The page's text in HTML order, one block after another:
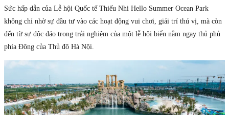
Sức hấp dẫn của Lễ hội Quốc tế Thiếu Nhi Hello Summer Ocean Park
không chỉ nhờ sự đầu tư vào các hoạt động vui chơi, giải trí thú vị, mà còn
đến từ sự độc đáo trong trải nghiệm của một lễ hội biển nằm ngay thủ phủ
phía Đông của Thủ đô Hà Nội.